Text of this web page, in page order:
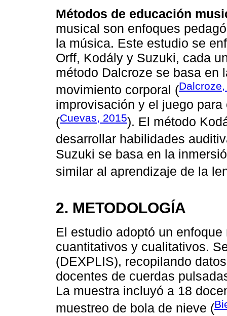
Métodos de educación
musical son enfoques
la música. Este estudio se
Orff, Kodály y Suzuki, cada
método Dalcroze se basa en
movimiento corporal (
improvisación y el juego
(Cuevas, 2015). El método
desarrollar habilidades
Suzuki se basa en la
similar al aprendizaje de la
2. METODOLOGÍA
El estudio adoptó un
cuantitativos y cualitativos.
(DEXPLIS), recopilando
docentes de cuerdas
La muestra incluyó a 18
muestreo de bola de nieve (